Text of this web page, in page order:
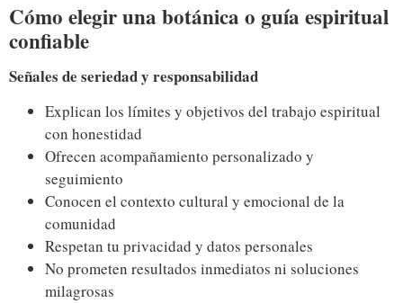
Cómo elegir una botánica o guía espiritual
confiable
Señales de seriedad y responsabilidad
Explican los límites y objetivos del trabajo espiritual
con honestidad
Ofrecen acompañamiento personalizado y
seguimiento
Conocen el contexto cultural y emocional de la
comunidad
Respetan tu privacidad y datos personales
No prometen resultados inmediatos ni soluciones
milagrosas